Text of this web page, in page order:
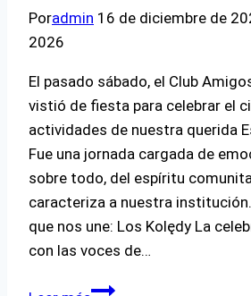
Poradmin 16 de diciembre de
2026
El pasado sábado, el Club
vistió de fiesta para celebrar el
actividades de nuestra querida
Fue una jornada cargada de
sobre todo, del espíritu
caracteriza a nuestra
que nos une: Los Kolędy La
con las voces de…
Villancicos,